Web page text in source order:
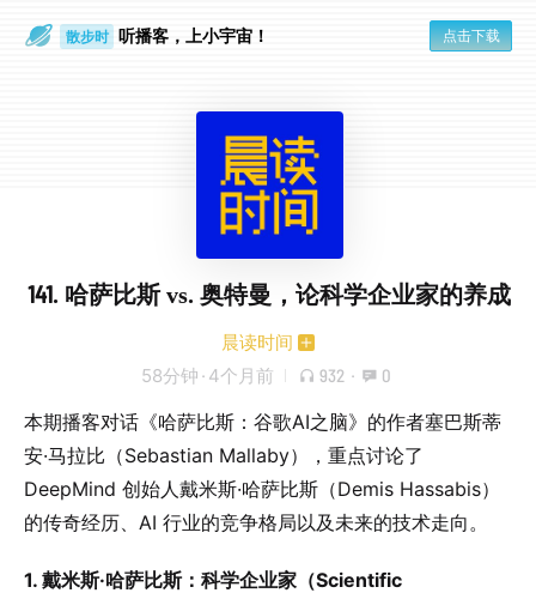
散步时 听播客，上小宇宙！ 点击下载
141. 哈萨比斯 vs. 奥特曼，论科学企业家的养成
晨读时间
58分钟 · 4个月前 932 · 0
本期播客对话《哈萨比斯：谷歌AI之脑》的作者塞巴斯蒂
安·马拉比（Sebastian Mallaby），重点讨论了
DeepMind 创始人戴米斯·哈萨比斯（Demis Hassabis）
的传奇经历、AI 行业的竞争格局以及未来的技术走向。
1. 戴米斯·哈萨比斯：科学企业家（Scientific